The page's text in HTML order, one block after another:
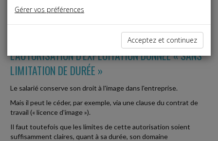
Social
Date: 2026-07-02
DROIT A L'IMAGE DU SALARIÉ : ATTENTION A
L'AUTORISATION D'EXPLOITATION DONNÉE « SANS
LIMITATION DE DURÉE »
Le salarié conserve son droit à l'image dans l'entreprise.
Mais il peut le céder, par exemple, via une clause du contrat de
travail (« licence d'image »).
Il faut toutefois que les limites de cette autorisation soient
suffisamment claires, quant à sa durée, son domaine
Gérer vos préférences
Acceptez et continuez